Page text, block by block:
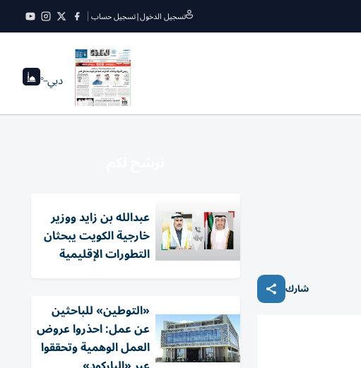
تسجيل الدخول|تسجيل حساب
دبي--°
شارك
عبدالله بن زايد ووزير
خارجية الكويت يبحثان
التطورات الإقليمية
«التوطين» للباحثين
عن عمل: احذروا عروض
العمل الوهمية وتحققوا